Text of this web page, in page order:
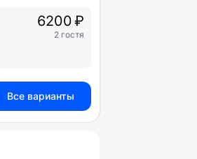
6200 ₽
2 гостя
Все варианты